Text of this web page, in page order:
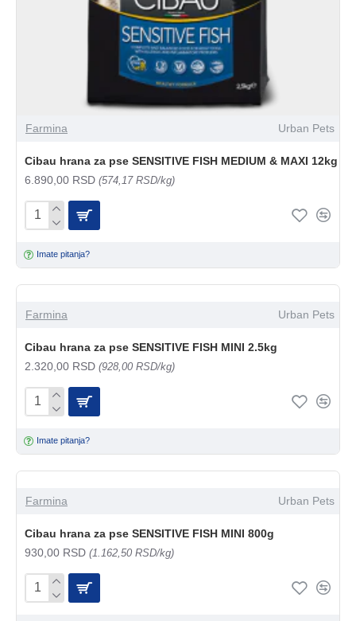
Farmina Urban Pets
Cibau hrana za pse SENSITIVE FISH MEDIUM & MAXI 12kg
6.890,00 RSD (574,17 RSD/kg)
Imate pitanja?
Farmina Urban Pets
Cibau hrana za pse SENSITIVE FISH MINI 2.5kg
2.320,00 RSD (928,00 RSD/kg)
Imate pitanja?
Farmina Urban Pets
Cibau hrana za pse SENSITIVE FISH MINI 800g
930,00 RSD (1.162,50 RSD/kg)